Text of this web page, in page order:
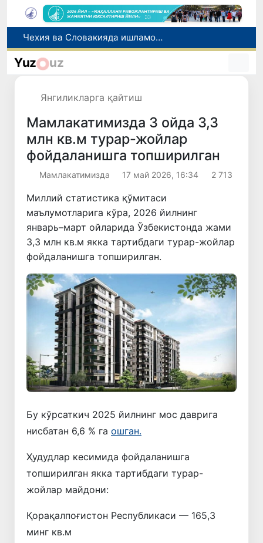
Боланинг фамилиясига отасининг исмини беришга рухсат берилади
Беҳруз Каримов фаолиятини Швейцариянинг «Лугано» клубида давом эттиради
Yuz uz
Янгиликларга қайтиш
Мамлакатимизда 3 ойда 3,3
млн кв.м турар-жойлар
фойдаланишга топширилган
Мамлакатимизда 17 май 2026, 16:34 2 713
Миллий статистика қўмитаси
маълумотларига кўра, 2026 йилнинг
январь–март ойларида Ўзбекистонда жами
3,3 млн кв.м якка тартибдаги турар-жойлар
фойдаланишга топширилган.
Бу кўрсаткич 2025 йилнинг мос даврига
нисбатан 6,6 % га ошган.
Ҳудудлар кесимида фойдаланишга
топширилган якка тартибдаги турар-
жойлар майдони:
Қорақалпоғистон Республикаси — 165,3
минг кв.м